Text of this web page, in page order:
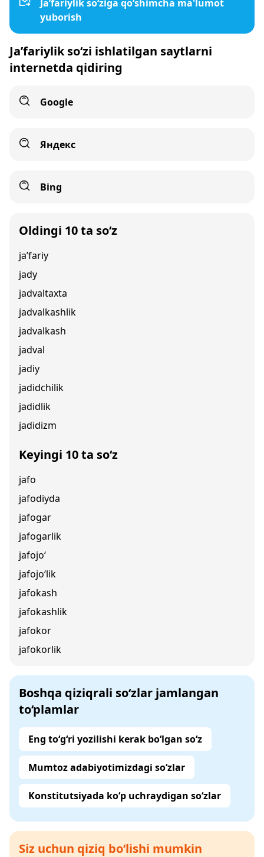
Ja’fariylik so‘ziga qo‘shimcha ma'lumot
yuborish
Ja’fariylik so‘zi ishlatilgan saytlarni
internetda qidiring
Google
Яндекс
Bing
Oldingi 10 ta so‘z
ja’fariy
jady
jadvaltaxta
jadvalkashlik
jadvalkash
jadval
jadiy
jadidchilik
jadidlik
jadidizm
Keyingi 10 ta so‘z
jafo
jafodiyda
jafogar
jafogarlik
jafojo‘
jafojo‘lik
jafokash
jafokashlik
jafokor
jafokorlik
Boshqa qiziqrali so‘zlar jamlangan
to‘plamlar
Eng to‘g‘ri yozilishi kerak bo‘lgan so‘z
Mumtoz adabiyotimizdagi so‘zlar
Konstitutsiyada ko‘p uchraydigan so‘zlar
Siz uchun qiziq bo‘lishi mumkin